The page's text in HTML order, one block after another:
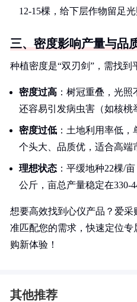
12-15棵，给下层作物留足光
三、密度影响产量与品
种植密度是“双刃剑”，需找到
密度过高 ：树冠重叠，光照
还容易引发病虫害（如核桃
密度过低 ：土地利用率低
个头大、品质优，适合高端
理想状态 ：平缓地种22棵/
公斤，亩总产量稳定在330-
想要高效找到心仪产品？爱
准匹配您的需求，快速定位
购新体验！
其他推荐